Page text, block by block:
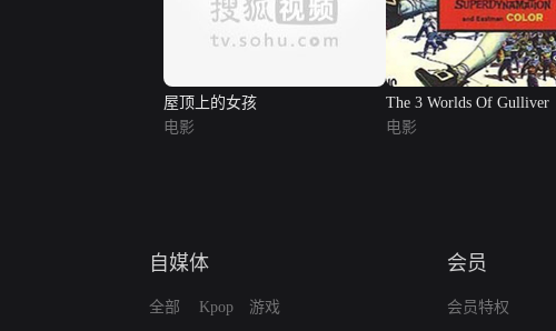
屋顶上的女孩
电影
The 3 Worlds Of Gulliver
电影
自媒体
全部 Kpop 游戏
会员
会员特权